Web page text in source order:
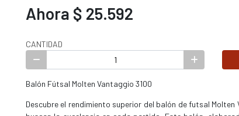
Ahora $ 25.592
CANTIDAD
Balón Fútsal Molten Vantaggio 3100
Descubre el rendimiento superior del balón de futsal